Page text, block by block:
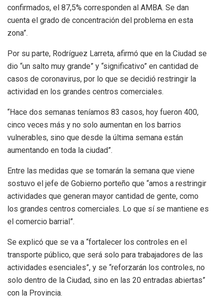
confirmados, el 87,5% corresponden al AMBA. Se dan
cuenta el grado de concentración del problema en esta
zona”.
Por su parte, Rodríguez Larreta, afirmó que en la Ciudad se
dio “un salto muy grande” y “significativo” en cantidad de
casos de coronavirus, por lo que se decidió restringir la
actividad en los grandes centros comerciales.
“Hace dos semanas teníamos 83 casos, hoy fueron 400,
cinco veces más y no solo aumentan en los barrios
vulnerables, sino que desde la última semana están
aumentando en toda la ciudad”.
Entre las medidas que se tomarán la semana que viene
sostuvo el jefe de Gobierno porteño que “amos a restringir
actividades que generan mayor cantidad de gente, como
los grandes centros comerciales. Lo que sí se mantiene es
el comercio barrial”.
Se explicó que se va a “fortalecer los controles en el
transporte público, que será solo para trabajadores de las
actividades esenciales”, y se “reforzarán los controles, no
solo dentro de la Ciudad, sino en las 20 entradas abiertas”
con la Provincia.